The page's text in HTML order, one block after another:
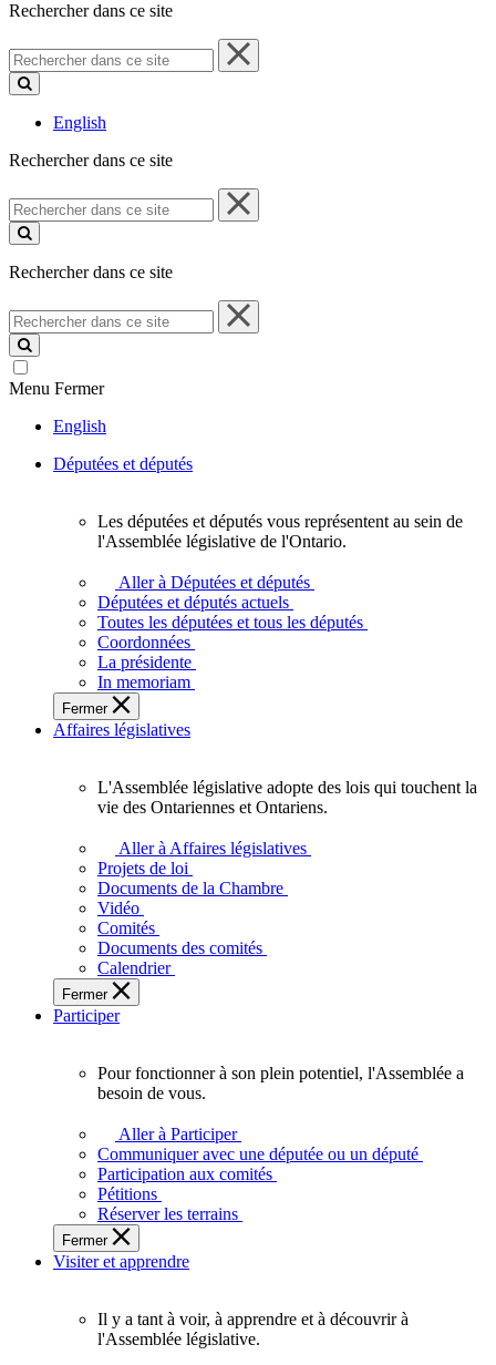
Rechercher dans ce site
Rechercher
dans
ce
English
Rechercher dans ce site
Rechercher
dans
ce
Rechercher dans ce site
Rechercher
dans
ce
site
Menu Fermer
English
Députées et députés
députés
vous
représentent
sein
de
l'Assemblée
législative
l'Ontario.
Les députées et députés vous représentent au sein de
l'Assemblée législative de l'Ontario.
Aller à Députées et députés
Députées et députés actuels
Toutes les députées et tous les députés
Coordonnées
La présidente
In memoriam
Fermer
Affaires législatives
L'Assemblée
adopte
touchent
des
Ontariennes
et
L'Assemblée législative adopte des lois qui touchent la
vie des Ontariennes et Ontariens.
Aller à Affaires législatives
Projets de loi
Documents de la Chambre
Vidéo
Comités
Documents des comités
Calendrier
Fermer
Participer
plein
potentiel,
l'Assemblée
a
besoin
de
Pour fonctionner à son plein potentiel, l'Assemblée a
besoin de vous.
Aller à Participer
Communiquer avec une députée ou un député
Participation aux comités
Pétitions
Réserver les terrains
Fermer
Visiter et apprendre
Il y a tant à voir, à apprendre et à découvrir à
l'Assemblée législative.